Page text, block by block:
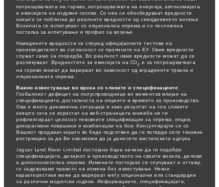
потрошувачката на гориво, потрошувачката на енергија, автономијата
и емисијата на издувни гасови. Со неа се обезбедуваат вредности
коишто се поблиски до реалните вредности од секојдневното возење.
Возилата се испитуваат со опционална опрема и со посложена
постапка за испитување и профил за возење.
Наведените вредности се според официјалните тестови на
производителот во согласност со прописите на ЕУ. Овие вредности
служат само за споредба. Во реалност овие вредности можат да се
разликуваат. Вредностите за емисијата на CO2 и за потрошувачката
на гориво можат да варираат во зависност од вградените тркала и
опционалната опрема.
Важно известување во врска со сликите и спецификациите.
Глобалниот дефицит на полуспроводници во моментов влијае на
спецификациите, достапноста на опциите и времето за производство.
Ова е многу динамична ситуација и како резултат на тоа сликите
коишто сега се користат на веб-страницата можеби не ги
рефлектираат целосно тековните спецификации за опрема, опции,
декоративни површини и комбинации на бои. Консултирајте се со
Вашиот продавач којшто ќе биде подготвен да ги потврди сите тековни
рестрикции за да Ви овозможи да ја донесете вистинската одлука
Jaguar Land Rover Limited постојано бара начини да ги подобри
спецификацијата, дизајнот и производството на своите возила, делови
и дополнонителна опрема. Измените постојано се случуваат и оттаму,
го задржуваме правото на измена без известување. Некои
карактеристики може да варираат меѓу опционални или стандардни
за различни моделски години. Информациите, спецификацијата,